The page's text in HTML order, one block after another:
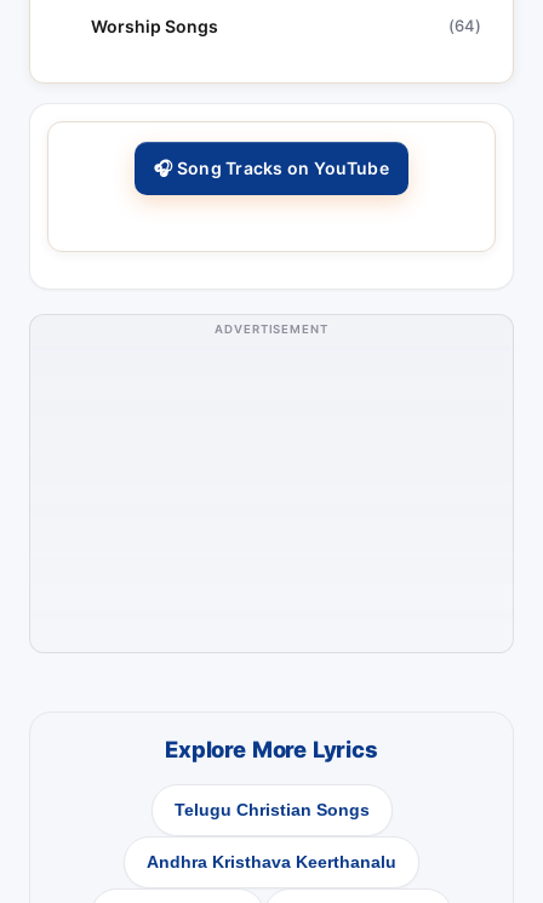
Worship Songs (64)
🎧 Song Tracks on YouTube
ADVERTISEMENT
Explore More Lyrics
Telugu Christian Songs
Andhra Kristhava Keerthanalu